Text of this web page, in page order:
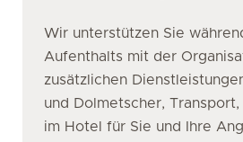
Wir unterstützen Sie
Aufenthalts mit der
zusätzlichen
und Dolmetscher,
im Hotel für Sie und Ihre